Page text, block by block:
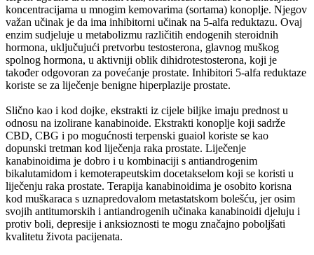
koncentracijama u mnogim kemovarima (sortama) konoplje. Njegov
važan učinak je da ima inhibitorni učinak na 5-alfa reduktazu. Ovaj
enzim sudjeluje u metabolizmu različitih endogenih steroidnih
hormona, uključujući pretvorbu testosterona, glavnog muškog
spolnog hormona, u aktivniji oblik dihidrotestosterona, koji je
također odgovoran za povećanje prostate. Inhibitori 5-alfa reduktaze
koriste se za liječenje benigne hiperplazije prostate.
Slično kao i kod dojke, ekstrakti iz cijele biljke imaju prednost u
odnosu na izolirane kanabinoide. Ekstrakti konoplje koji sadrže
CBD, CBG i po mogućnosti terpenski guaiol koriste se kao
dopunski tretman kod liječenja raka prostate. Liječenje
kanabinoidima je dobro i u kombinaciji s antiandrogenim
bikalutamidom i kemoterapeutskim docetakselom koji se koristi u
liječenju raka prostate. Terapija kanabinoidima je osobito korisna
kod muškaraca s uznapredovalom metastatskom bolešću, jer osim
svojih antitumorskih i antiandrogenih učinaka kanabinoidi djeluju i
protiv boli, depresije i anksioznosti te mogu značajno poboljšati
kvalitetu života pacijenata.